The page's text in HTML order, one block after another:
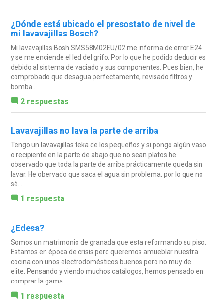
¿Dónde está ubicado el presostato de nivel de
mi lavavajillas Bosch?
Mi lavavajillas Bosh SMS58M02EU/02 me informa de error E24
y se me enciende el led del grifo. Por lo que he podido deducir es
debido al sistema de vaciado y sus componentes. Pues bien, he
comprobado que desagua perfectamente, revisado filtros y
bomba...
2 respuestas
Lavavajillas no lava la parte de arriba
Tengo un lavavajillas teka de los pequeños y si pongo algún vaso
o recipiente en la parte de abajo que no sean platos he
observado que toda la parte de arriba prácticamente queda sin
lavar. He obervado que saca el agua sin problema, por lo que no
sé...
1 respuesta
¿Edesa?
Somos un matrimonio de granada que esta reformando su piso.
Estamos en época de crisis pero queremos amueblar nuestra
cocina con unos electrodomésticos buenos pero no muy de
elite. Pensando y viendo muchos catálogos, hemos pensado en
comprar la gama...
1 respuesta